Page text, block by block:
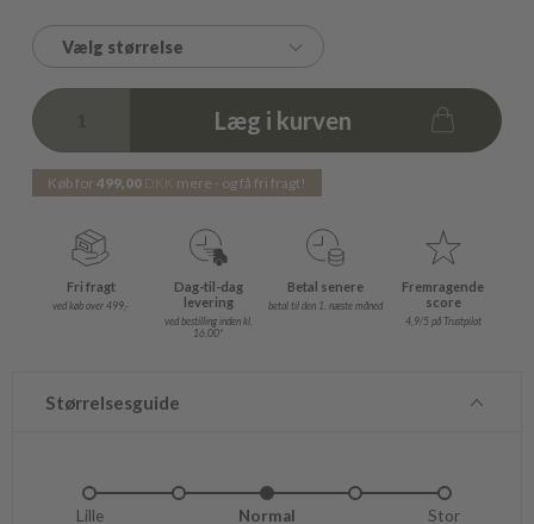
Vælg størrelse
Læg i kurven
Køb for499,00 DKK mere - og få fri fragt!
Fri fragt
ved køb over 499,-
Dag-til-dag
levering
ved bestilling inden kl.
16.00*
Betal senere
betal til den 1. næste måned
Fremragende
score
4,9/5 på Trustpilot
Størrelsesguide
Lille Normal Stor